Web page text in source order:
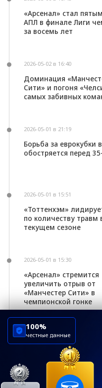
«Арсенал» стал
АПЛ в финале Лиги
за восемь лет
2026-05-02 в 16:40
Доминация
Сити» и погоня
самых забивных
2026-05-01 в 21:19
Борьба за еврокубки
обостряется перед
2026-05-01 в 15:51
«Тоттенхэм»
по количеству травм
текущем сезоне
2026-05-01 в 15:30
«Арсенал» стремится
увеличить отрыв от
«Манчестер Сити» в
чемпионской гонке
100%
честные данные
ChelseaBluesRu
Посетителям